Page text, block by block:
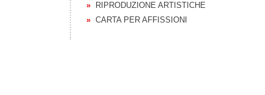
RIPRODUZIONE ARTISTICHE
CARTA PER AFFISSIONI